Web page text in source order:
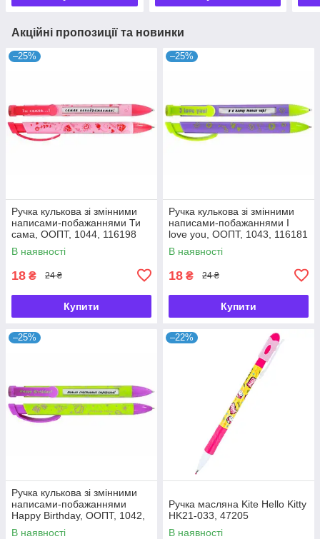
Акційні пропозиції та новинки
–25%
Ручка кулькова зі змінними
написами-побажаннями Ти
сама, ООПТ, 1044, 116198
В наявності
18 ₴ 24 ₴
Купити
–25%
Ручка кулькова зі змінними
написами-побажаннями I
love you, ООПТ, 1043, 116181
В наявності
18 ₴ 24 ₴
Купити
–25%
Ручка кулькова зі змінними
написами-побажаннями
Happy Birthday, ООПТ, 1042,
116174
В наявності
–22%
Ручка масляна Kite Hello Kitty
HK21-033, 47205
В наявності